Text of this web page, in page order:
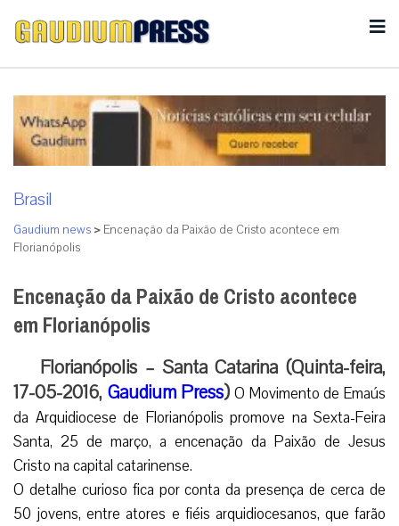
Brasil
Gaudium news > Encenação da Paixão de Cristo acontece em
Florianópolis
Encenação da Paixão de Cristo acontece
em Florianópolis
Florianópolis – Santa Catarina (Quinta-feira,
17-05-2016, Gaudium Press) O Movimento de Emaús
da Arquidiocese de Florianópolis promove na Sexta-Feira
Santa, 25 de março, a encenação da Paixão de Jesus
Cristo na capital catarinense.
O detalhe curioso fica por conta da presença de cerca de
50 jovens, entre atores e fiéis arquidiocesanos, que farão